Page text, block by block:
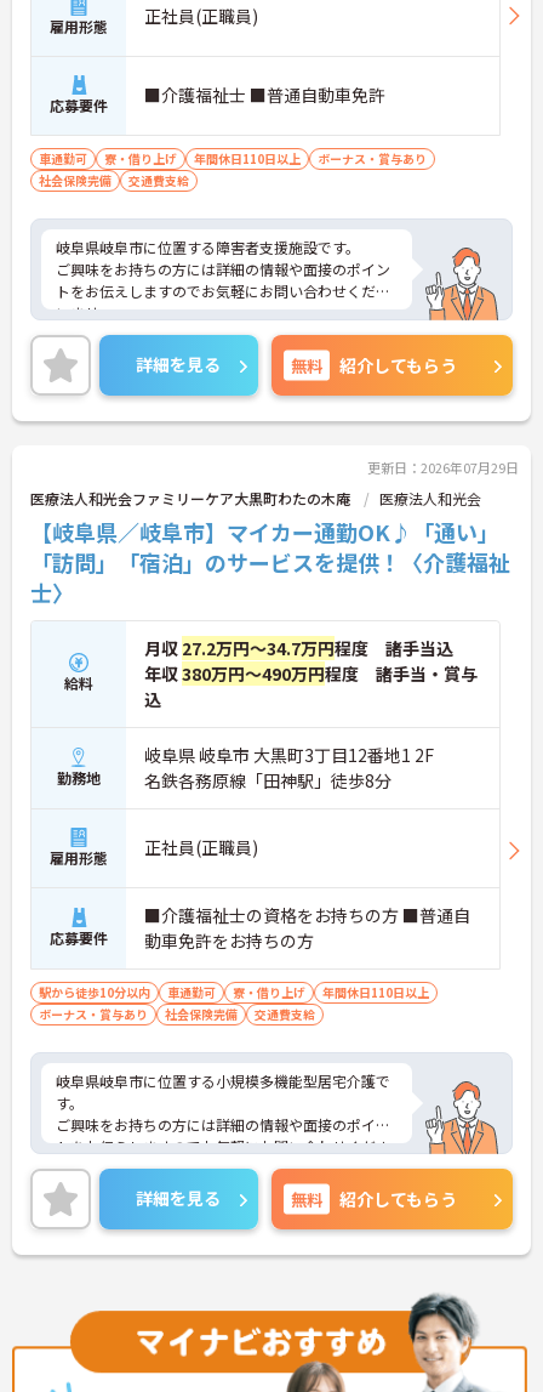
雇用形態 正社員(正職員)
応募要件 ■介護福祉士 ■普通自動車免許
車通勤可 寮・借り上げ 年間休日110日以上
ボーナス・賞与あり
社会保険完備
交通費支給
岐阜県岐阜市に位置する障害者支援施設です。
ご興味をお持ちの方には詳細の情報や面接のポイン
トをお伝えしますのでお気軽にお問い合わせくださ
いませ。
詳細を見る 無料 紹介してもらう
更新日：2026年07月29日
医療法人和光会ファミリーケア大黒町わたの木庵 医療法人和光会
【岐阜県／岐阜市】マイカー通勤OK♪「通い」
「訪問」「宿泊」のサービスを提供！〈介護福祉
士〉
給料
月収 27.2万円～34.7万円程度 諸手当込
年収380万円～490万円程度 諸手当・賞与
込
勤務地
岐阜県 岐阜市 大黒町3丁目12番地1 2F
名鉄各務原線「田神駅」徒歩8分
雇用形態 正社員(正職員)
応募要件
■介護福祉士の資格をお持ちの方 ■普通自
動車免許をお持ちの方
駅から徒歩10分以内 車通勤可 寮・借り上げ
年間休日110日以上
ボーナス・賞与あり
社会保険完備 交通費支給
岐阜県岐阜市に位置する小規模多機能型居宅介護で
す。
ご興味をお持ちの方には詳細の情報や面接のポイン
トをお伝えしますのでお気軽にお問い合わせくださ
いませ。
詳細を見る 無料 紹介してもらう